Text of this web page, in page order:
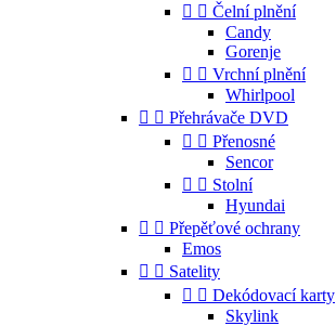
  Čelní plnění
Candy
Gorenje
  Vrchní plnění
Whirlpool
  Přehrávače DVD
  Přenosné
Sencor
  Stolní
Hyundai
  Přepěťové ochrany
Emos
  Satelity
  Dekódovací karty
Skylink